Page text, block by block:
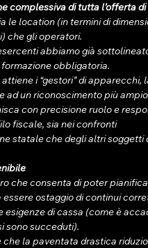
complessiva di tutta l’offerta
che gli operatori.
abbiamo già
obbligatoria.
i “gestori” di apparecchi,
ad un riconoscimento più
con precisione ruolo e
fiscale, sia nei confronti
statale che degli altri soggetti
che consenta di poter
essere ostaggio di continui
esigenze di cassa (come è
sono succeduti).
che la paventata drastica